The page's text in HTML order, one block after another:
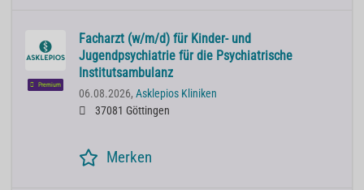
Premium
Facharzt (w/m/d) für Kinder- und
Jugendpsychiatrie für die Psychiatrische
Institutsambulanz
06.08.2026, Asklepios Kliniken
37081 Göttingen
Merken